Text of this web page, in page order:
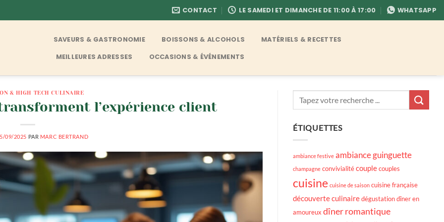
CONTACT LE SAMEDI ET DIMANCHE DE 11:00 À 17:00 WHATSAPP
SAVEURS & GASTRONOMIE BOISSONS & ALCOHOLS MATÉRIELS & RECETTES
MEILLEURES ADRESSES OCCASIONS & ÉVÉNEMENTS
& HIGH TECH CULINAIRE
l’expérience client
09/2025 PAR MARC BERTRAND
ÉTIQUETTES
ambiance festive ambiance guinguette
champagne convivialitécouplecouples
cuisine cuisine de saison cuisine française
découverte culinairedégustationdîner en
amoureux dîner romantique